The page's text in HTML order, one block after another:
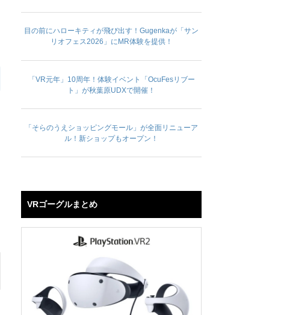
目の前にハローキティが飛び出す！Gugenkaが「サン
リオフェス2026」にMR体験を提供！
「VR元年」10周年！体験イベント「OcuFesリブー
ト」が秋葉原UDXで開催！
「そらのうえショッピングモール」が全面リニューア
ル！新ショップもオープン！
VRゴーグルまとめ